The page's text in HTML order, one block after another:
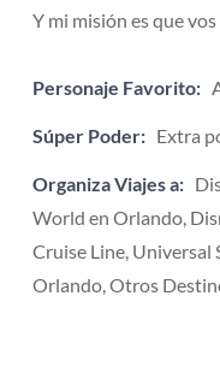
Y mi misión es que
Personaje Favorito:
Súper Poder: Extra
Organiza Viajes a:
World en Orlando,
Cruise Line,
Orlando, Otros